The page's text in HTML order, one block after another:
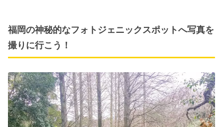
福岡の神秘的なフォトジェニックスポットへ写真を
撮りに行こう！